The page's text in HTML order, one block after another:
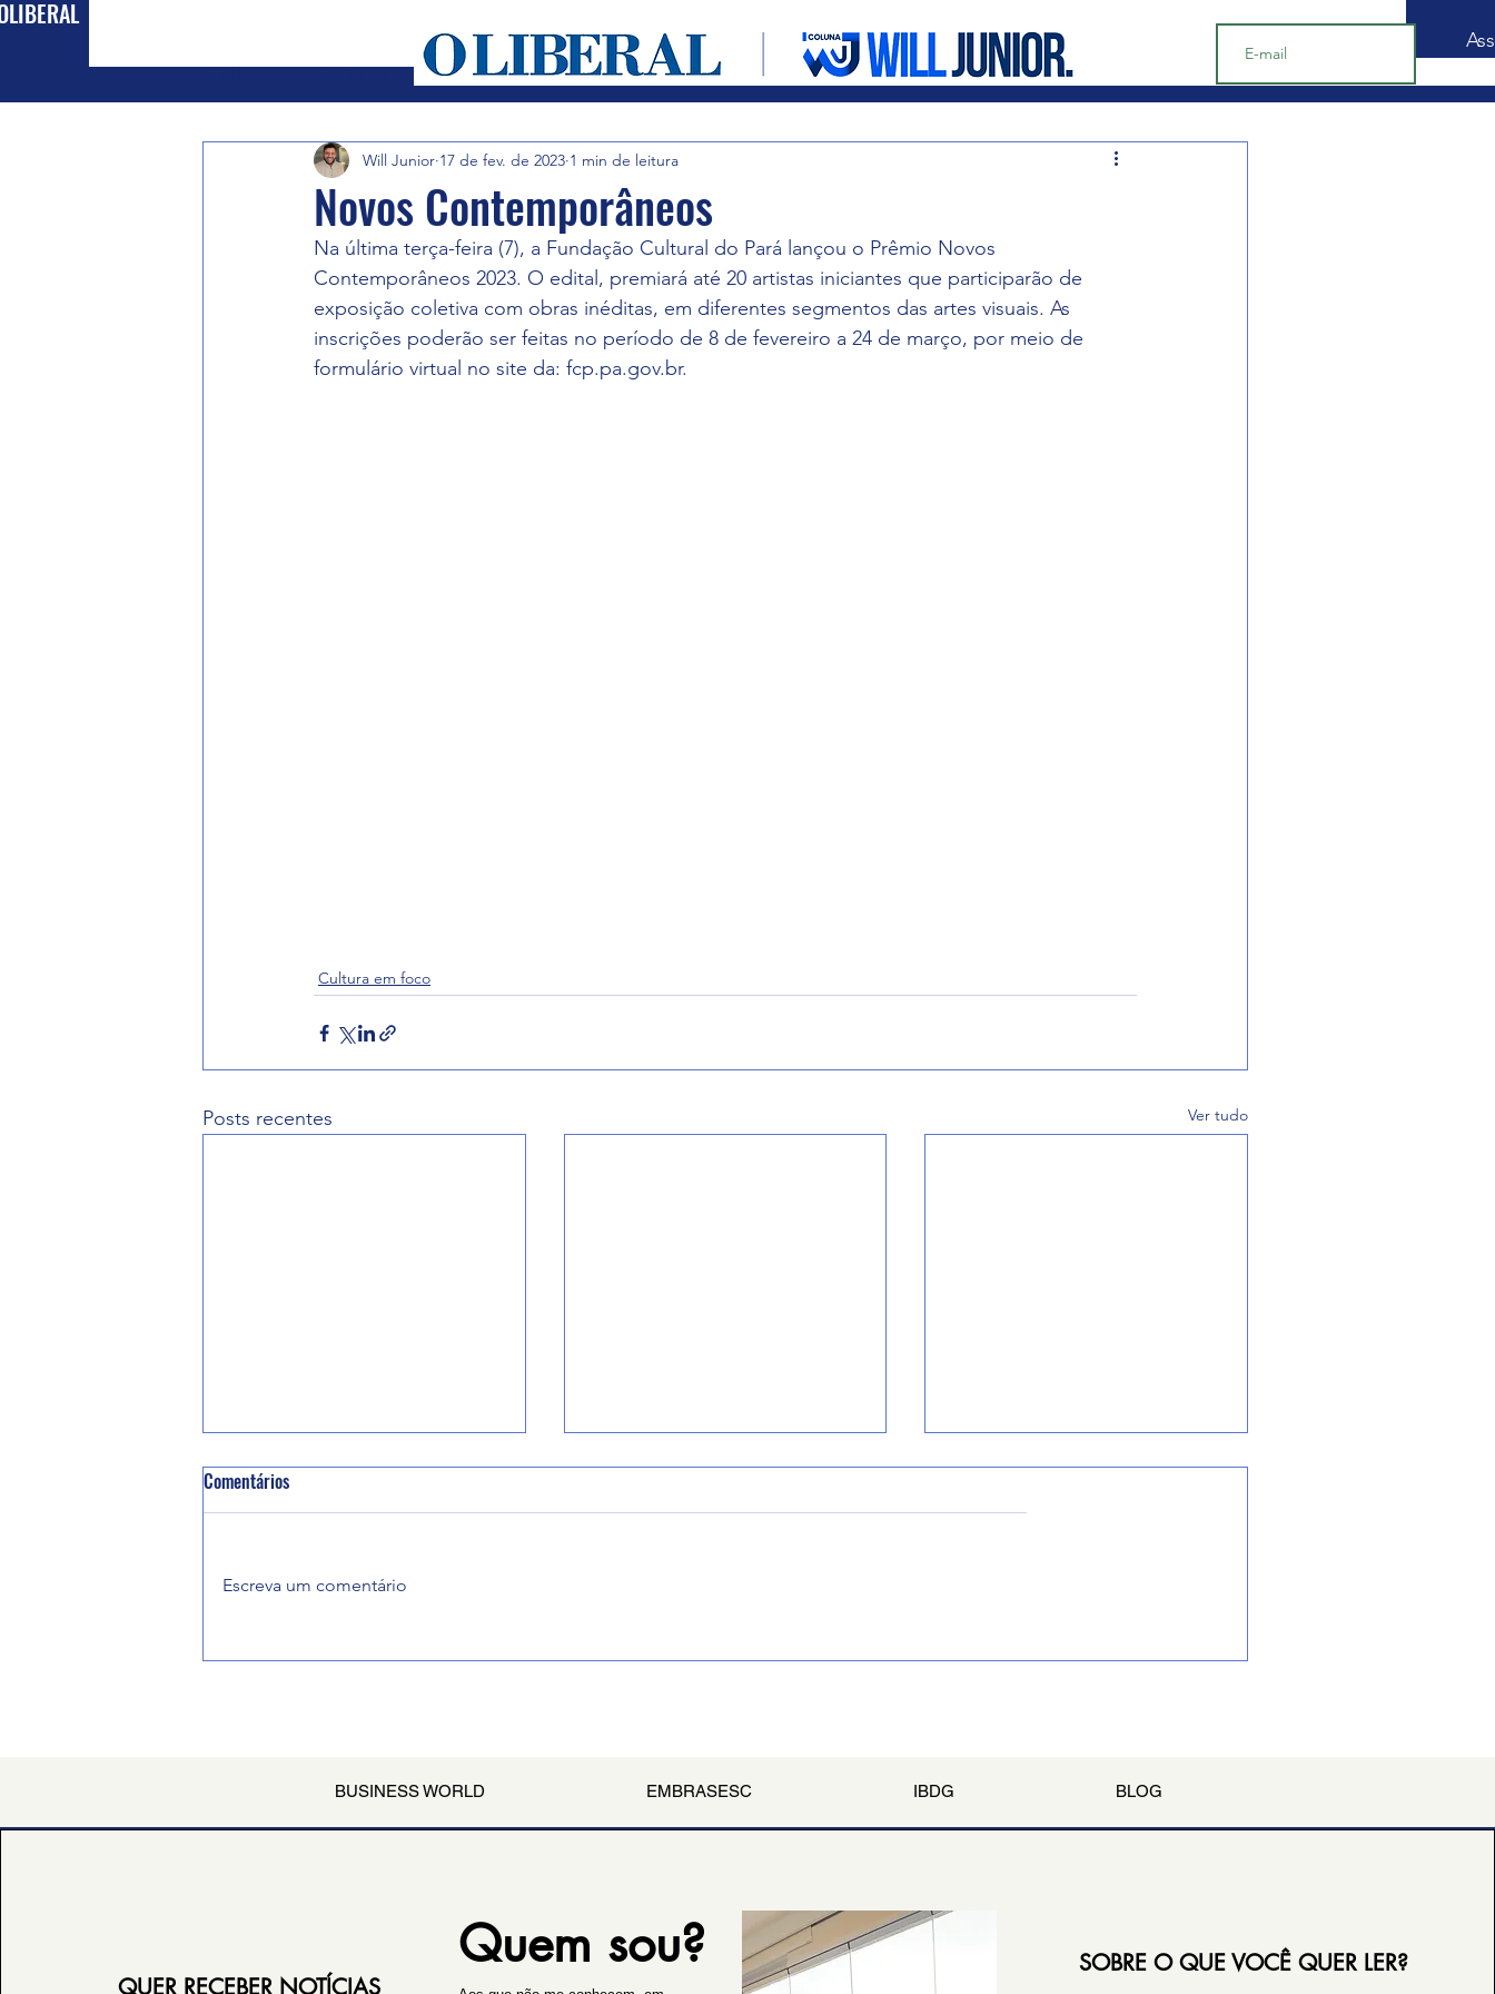
All Posts Cultura Política Entretenimento Cultura em foco Notícias
Novos Contemporâneos
Will Junior 17 de fev. de 2023 1 min de leitura
Na última terça-feira (7), a Fundação Cultural do Pará lançou o Prêmio Novos
Contemporâneos 2023. O edital, premiará até 20 artistas iniciantes que participarão de
exposição coletiva com obras inéditas, em diferentes segmentos das artes visuais. As
inscrições poderão ser feitas no período de 8 de fevereiro a 24 de março, por meio de
formulário virtual no site da: fcp.pa.gov.br.
Cultura em foco
Posts recentes Ver tudo
Palácio da Alvorada
Comentários
Escreva um comentário
BUSINESS WORLD EMBRASESC IBDG BLOG
QUER RECEBER NOTÍCIAS
Quem sou? SOBRE O QUE VOCÊ QUER LER?